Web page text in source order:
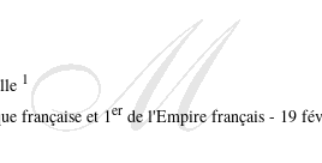
1
française et 1er de l'Empire français - 19